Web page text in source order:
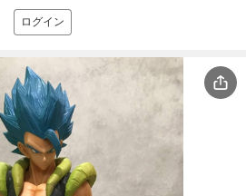
ログイン